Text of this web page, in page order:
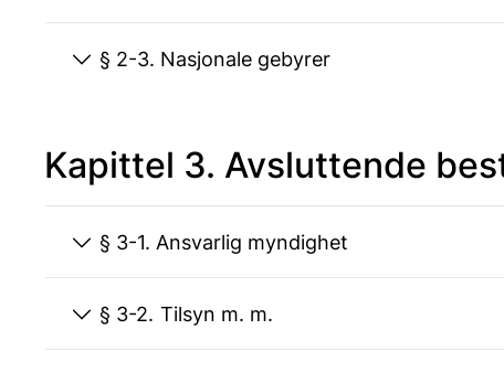
§ 2-3. Nasjonale gebyrer
Kapittel 3. Avsluttende
§ 3-1. Ansvarlig myndighet
§ 3-2. Tilsyn m. m.